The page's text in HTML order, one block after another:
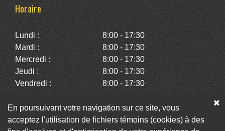
Horaire
Lundi :
8:00 - 17:30
Mardi :
8:00 - 17:30
Mercredi :
8:00 - 17:30
Jeudi :
8:00 - 17:30
Vendredi :
8:00 - 17:30
Dimanche :
Fermé
En poursuivant votre navigation sur ce site, vous
acceptez l'utilisation de fichiers témoins (cookies) à des